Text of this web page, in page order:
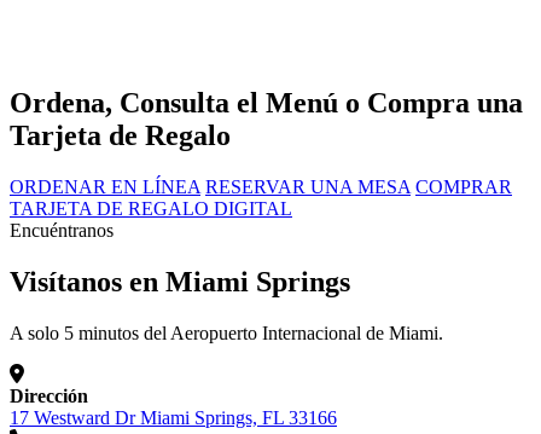
Ordena, Consulta el Menú o Compra una
Tarjeta de Regalo
ORDENAR EN LÍNEA RESERVAR UNA MESA COMPRAR
TARJETA DE REGALO DIGITAL
Encuéntranos
Visítanos en Miami Springs
A solo 5 minutos del Aeropuerto Internacional de Miami.
Dirección
17 Westward Dr Miami Springs, FL 33166